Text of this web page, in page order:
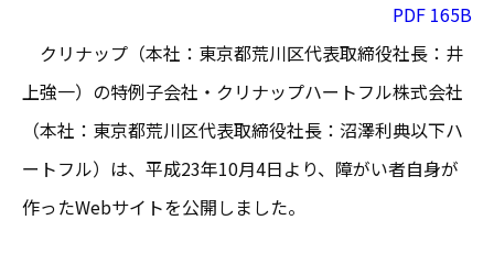
PDF 165B
クリナップ（本社：東京都荒川区代表取締役社長：井
上強一）の特例子会社・クリナップハートフル株式会社
（本社：東京都荒川区代表取締役社長：沼澤利典以下ハ
ートフル）は、平成23年10月4日より、障がい者自身が
作ったWebサイトを公開しました。